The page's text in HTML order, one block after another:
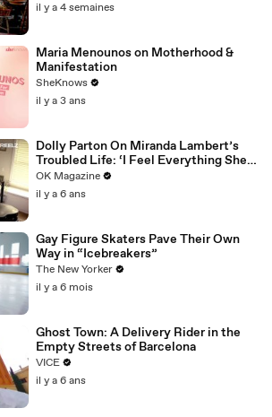
il y a 4 semaines
Maria Menounos on Motherhood &
Manifestation
SheKnows
il y a 3 ans
Dolly Parton On Miranda Lambert’s
Troubled Life: ‘I Feel Everything She
Writes’: Watch REELZ Doc
OK Magazine
il y a 6 ans
Gay Figure Skaters Pave Their Own
Way in “Icebreakers”
The New Yorker
il y a 6 mois
Ghost Town: A Delivery Rider in the
Empty Streets of Barcelona
VICE
il y a 6 ans